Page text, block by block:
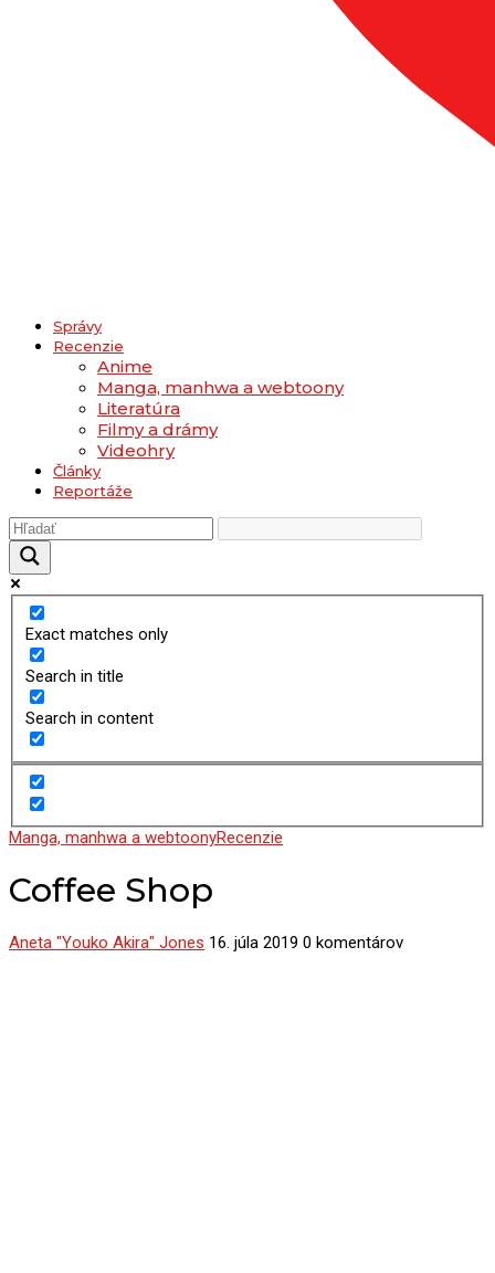
Správy
Recenzie
Anime
Manga, manhwa a webtoony
Literatúra
Filmy a drámy
Videohry
Články
Reportáže
Exact matches only
Search in title
Search in content
Manga, manhwa a webtoonyRecenzie
Coffee Shop
Aneta "Youko Akira" Jones 16. júla 2019 0 komentárov